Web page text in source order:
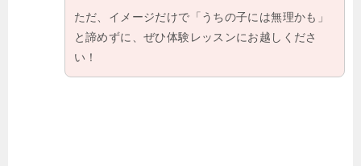
ただ、イメージだけで「うちの子には無理かも」
と諦めずに、ぜひ体験レッスンにお越しくださ
い！